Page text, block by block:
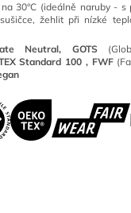
30°C (ideálně naruby - s
žehlit při nízké
Neutral, GOTS(
Standard 100 , FWF